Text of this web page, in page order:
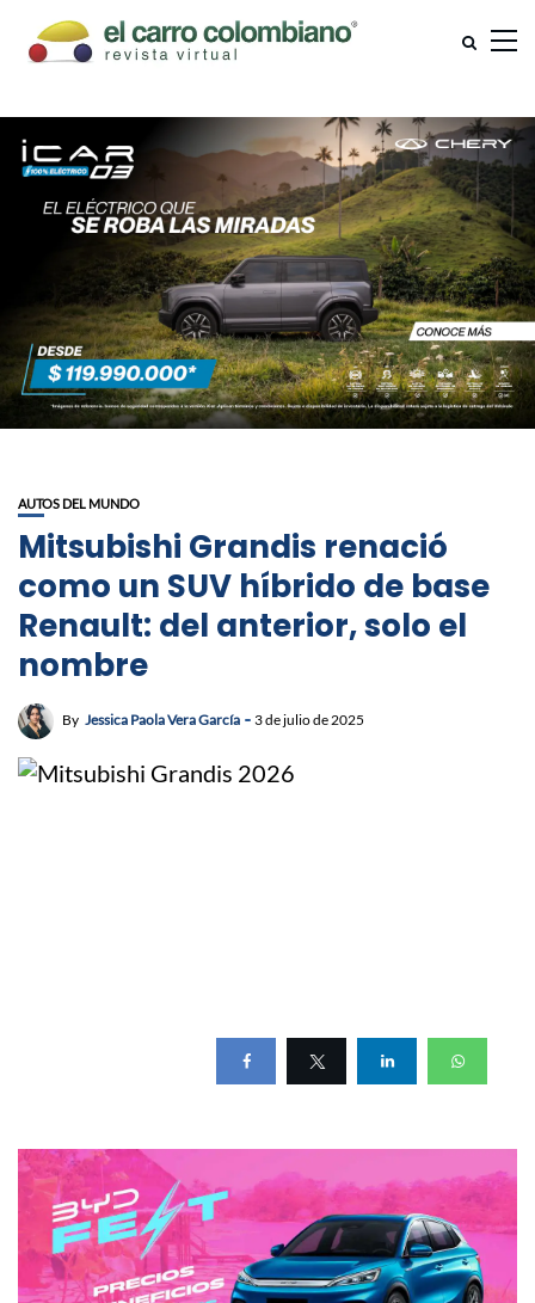
AUTOS DEL MUNDO
Mitsubishi Grandis renació
como un SUV híbrido de base
Renault: del anterior, solo el
nombre
By Jessica Paola Vera García 3 de julio de 2025